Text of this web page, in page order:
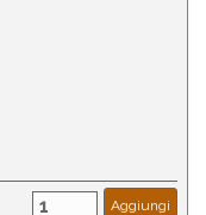
Aggiungi